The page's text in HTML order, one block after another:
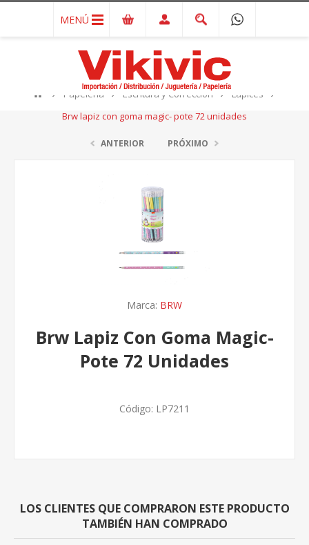
MENÚ
Papelería Escritura y Corrección
Lápices
Brw lapiz con goma magic- pote 72 unidades
ANTERIOR PRÓXIMO
Marca: BRW
Brw Lapiz Con Goma Magic-
Pote 72 Unidades
Código: LP7211
LOS CLIENTES QUE COMPRARON ESTE PRODUCTO
TAMBIÉN HAN COMPRADO